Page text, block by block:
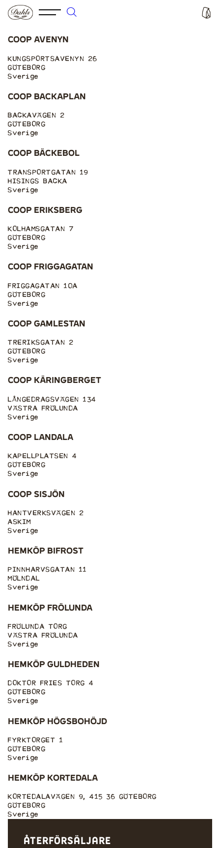
Återförsäljare
Coop Avenyn
KUNGSPORTSAVENYN 26
GÖTEBORG
Sverige
Coop Backaplan
BACKAVÄGEN 2
GÖTEBORG
Sverige
Coop Bäckebol
TRANSPORTGATAN 19
HISINGS BACKA
Sverige
Coop Eriksberg
KOLHAMSGATAN 7
GÖTEBORG
Sverige
Coop Friggagatan
FRIGGAGATAN 10A
GÖTEBORG
Sverige
Coop Gamlestan
TRERIKSGATAN 2
GÖTEBORG
Sverige
Coop Käringberget
LÅNGEDRAGSVÄGEN 134
VÄSTRA FRÖLUNDA
Sverige
Coop Landala
KAPELLPLATSEN 4
GÖTEBORG
Sverige
Coop Sisjön
HANTVERKSVÄGEN 2
ASKIM
Sverige
Hemköp Bifrost
PINNHARVSGATAN 11
MÖLNDAL
Sverige
Hemköp Frölunda
FRÖLUNDA TORG
VÄSTRA FRÖLUNDA
Sverige
Hemköp Guldheden
DOKTOR FRIES TORG 4
GÖTEBORG
Sverige
Hemköp Högsbohöjd
FYRKTORGET 1
GÖTEBORG
Sverige
Hemköp Kortedala
KORTEDALAVÄGEN 9, 415 36 GÖTEBORG
GÖTEBORG
Sverige
Hemköp Långedrag